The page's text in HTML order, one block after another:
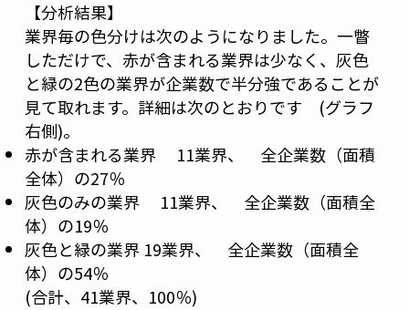
【分析結果】
業界毎の色分けは次のようになりました。一瞥
しただけで、赤が含まれる業界は少なく、灰色
と緑の2色の業界が企業数で半分強であることが
見て取れます。詳細は次のとおりです (グラフ
右側)。
赤が含まれる業界 11業界、 全企業数（面積
全体）の27％
灰色のみの業界 11業界、 全企業数（面積全
体）の19％
灰色と緑の業界 19業界、 全企業数（面積全
体）の54％
(合計、41業界、100％)